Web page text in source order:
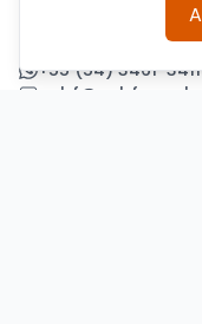
Precisa de ajuda?
+55 (54) 3461-3411
acbf@acbf.com.br